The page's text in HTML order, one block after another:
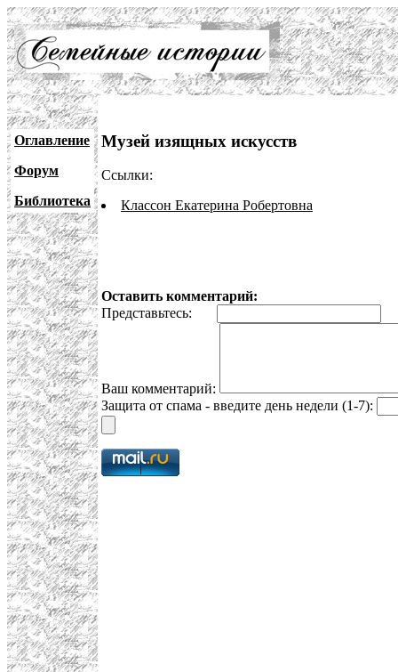
Оглавление
Форум
Библиотека
Музей изящных искусств
Ссылки:
Классон Екатерина Робертовна
Оставить комментарий:
Представьтесь:
Ваш комментарий:
Защита от спама - введите день недели (1-7):